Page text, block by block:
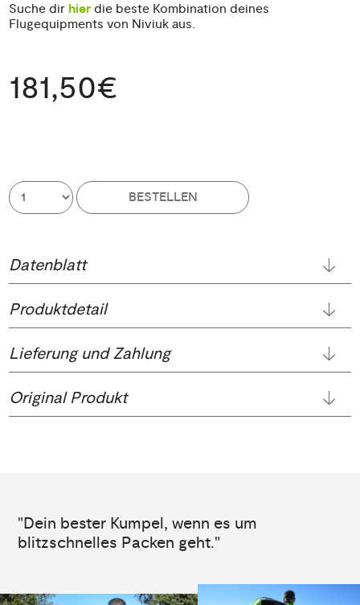
Suche dirhier die beste Kombination deines
Flugequipments von Niviuk aus.
181,50€
BESTELLEN
Datenblatt
Produktdetail
Lieferung und Zahlung
Original Produkt
"Dein bester Kumpel, wenn es um
blitzschnelles Packen geht."